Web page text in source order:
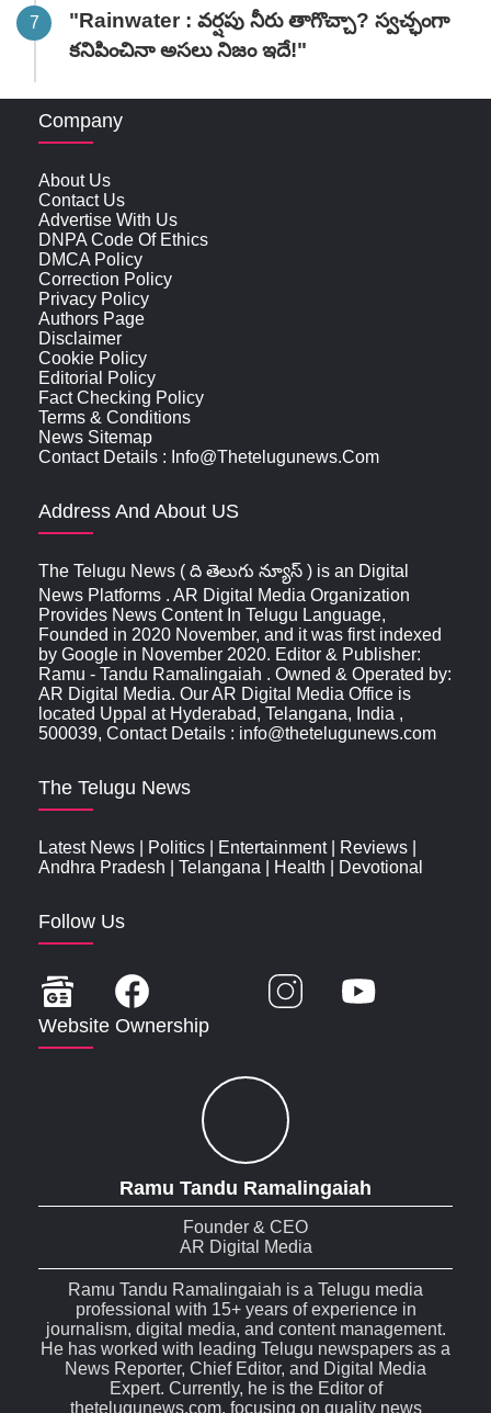
"Rainwater : వర్షపు నీరు తాగొచ్చా? స్వచ్ఛంగా
కనిపించినా అసలు నిజం ఇదే!"
Company
About Us
Contact Us
Advertise With Us
DNPA Code Of Ethics
DMCA Policy
Correction Policy
Privacy Policy
Authors Page
Disclaimer
Cookie Policy
Editorial Policy
Fact Checking Policy
Terms & Conditions
News Sitemap
Contact Details : Info@thetelugunews.com
Address And About US
The Telugu News ( ది తెలుగు న్యూస్‌ ) is an Digital
News Platforms . AR Digital Media Organization
Provides News Content In Telugu Language,
Founded in 2020 November, and it was first indexed
by Google in November 2020. Editor & Publisher:
Ramu - Tandu Ramalingaiah . Owned & Operated by:
AR Digital Media. Our AR Digital Media Office is
located Uppal at Hyderabad, Telangana, India ,
500039, Contact Details : info@thetelugunews.com
The Telugu News
Latest News Politics Entertainment| Reviews
Andhra Pradesh
Telangana Health Devotional
Follow Us
Website Ownership
Ramu Tandu Ramalingaiah
Founder & CEO
AR Digital Media
Ramu Tandu Ramalingaiah is a Telugu media
professional with 15+ years of experience in
journalism, digital media, and content management.
He has worked with leading Telugu newspapers as a
News Reporter, Chief Editor, and Digital Media
Expert. Currently, he is the Editor of
thetelugunews.com, focusing on quality news